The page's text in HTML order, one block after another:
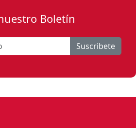
Boletín
Suscribete